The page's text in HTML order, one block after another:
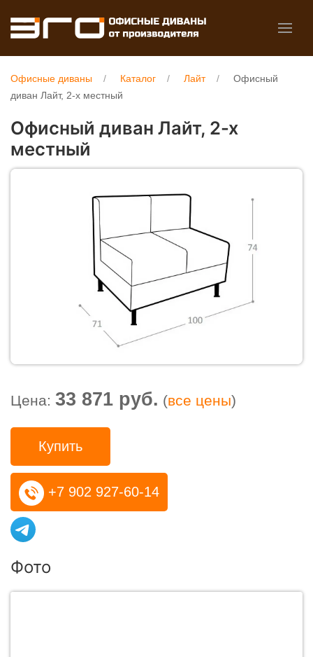
Офисные диваны Каталог Лайт
Офисный
диван Лайт, 2-х местный
Офисный диван Лайт, 2-х
местный
Цена: 33 871 руб. (все цены)
Купить
+7 902 927-60-14
Фото